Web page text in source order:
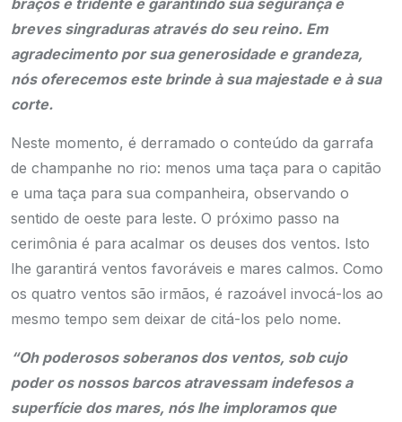
braços e tridente e garantindo sua segurança e
breves singraduras através do seu reino. Em
agradecimento por sua generosidade e grandeza,
nós oferecemos este brinde à sua majestade e à sua
corte.
Neste momento, é derramado o conteúdo da garrafa
de champanhe no rio: menos uma taça para o capitão
e uma taça para sua companheira, observando o
sentido de oeste para leste. O próximo passo na
cerimônia é para acalmar os deuses dos ventos. Isto
lhe garantirá ventos favoráveis e mares calmos. Como
os quatro ventos são irmãos, é razoável invocá-los ao
mesmo tempo sem deixar de citá-los pelo nome.
“Oh poderosos soberanos dos ventos, sob cujo
poder os nossos barcos atravessam indefesos a
superfície dos mares, nós lhe imploramos que